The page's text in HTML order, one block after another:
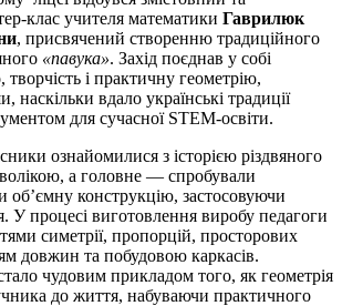
клас учителя математики Гаврилюк
, присвячений створенню традиційного
«павука». Захід поєднав у собі
і практичну геометрію,
наскільки вдало українські традиції
для сучасної STEM-освіти.
ознайомилися з історією різдвяного
а головне — спробували
об’ємну конструкцію, застосовуючи
У процесі виготовлення виробу педагоги
симетрії, пропорцій, просторових
довжин та побудовою каркасів.
чудовим прикладом того, як геометрія
до життя, набуваючи практичного